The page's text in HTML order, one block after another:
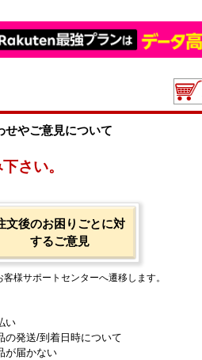
せやご意見について
さい。
文後のお困りごとに対
するご意見
客様サポートセンターへ遷移します。
い
の発送/到着日時について
が届かない